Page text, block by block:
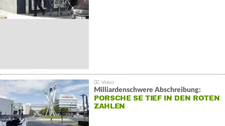
Milliardenschwere Abschreibung:
PORSCHE SE TIEF IN DEN ROTEN
ZAHLEN